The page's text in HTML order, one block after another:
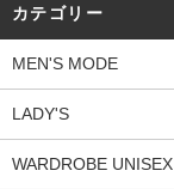
カテゴリー
MEN'S MODE
LADY'S
WARDROBE UNISEX